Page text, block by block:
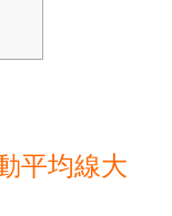
平均線大